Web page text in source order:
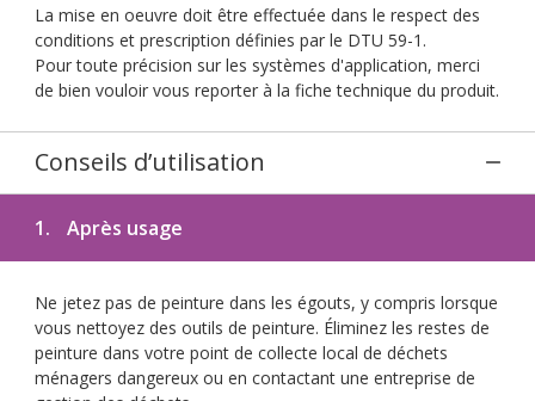
La mise en oeuvre doit être effectuée dans le respect des
conditions et prescription définies par le DTU 59-1.
Pour toute précision sur les systèmes d'application, merci
de bien vouloir vous reporter à la fiche technique du produit.
Conseils d’utilisation
1. Après usage
Ne jetez pas de peinture dans les égouts, y compris lorsque
vous nettoyez des outils de peinture. Éliminez les restes de
peinture dans votre point de collecte local de déchets
ménagers dangereux ou en contactant une entreprise de